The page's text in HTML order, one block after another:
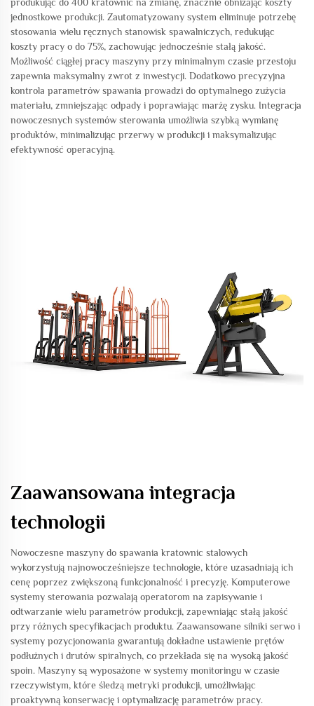
jednostkowe produkcji. Zautomatyzowany system eliminuje potrzebę
stosowania wielu ręcznych stanowisk spawalniczych, redukując
koszty pracy o do 75%, zachowując jednocześnie stałą jakość.
Możliwość ciągłej pracy maszyny przy minimalnym czasie przestoju
zapewnia maksymalny zwrot z inwestycji. Dodatkowo precyzyjna
kontrola parametrów spawania prowadzi do optymalnego zużycia
materiału, zmniejszając odpady i poprawiając marżę zysku. Integracja
nowoczesnych systemów sterowania umożliwia szybką wymianę
produktów, minimalizując przerwy w produkcji i maksymalizując
efektywność operacyjną.
Zaawansowana integracja
technologii
Nowoczesne maszyny do spawania kratownic stalowych
wykorzystują najnowocześniejsze technologie, które uzasadniają ich
cenę poprzez zwiększoną funkcjonalność i precyzję. Komputerowe
systemy sterowania pozwalają operatorom na zapisywanie i
odtwarzanie wielu parametrów produkcji, zapewniając stałą jakość
przy różnych specyfikacjach produktu. Zaawansowane silniki serwo i
systemy pozycjonowania gwarantują dokładne ustawienie prętów
podłużnych i drutów spiralnych, co przekłada się na wysoką jakość
spoin. Maszyny są wyposażone w systemy monitoringu w czasie
rzeczywistym, które śledzą metryki produkcji, umożliwiając
proaktywną konserwację i optymalizację parametrów pracy.